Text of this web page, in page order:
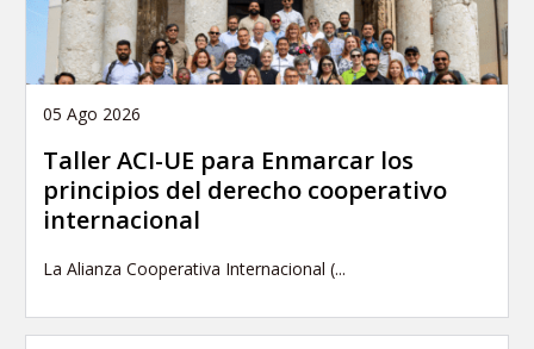
05 Ago 2026
Taller ACI-UE para Enmarcar los
principios del derecho cooperativo
internacional
La Alianza Cooperativa Internacional (...